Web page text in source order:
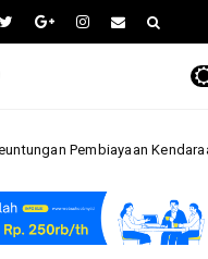
Kendaraan Bisnis